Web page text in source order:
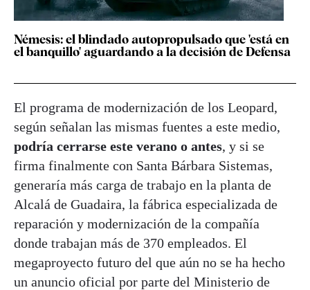
Némesis: el blindado autopropulsado que 'está en
el banquillo' aguardando a la decisión de Defensa
El programa de modernización de los Leopard,
según señalan las mismas fuentes a este medio,
podría cerrarse este verano o antes, y si se
firma finalmente con Santa Bárbara Sistemas,
generaría más carga de trabajo en la planta de
Alcalá de Guadaira, la fábrica especializada de
reparación y modernización de la compañía
donde trabajan más de 370 empleados. El
megaproyecto futuro del que aún no se ha hecho
un anuncio oficial por parte del Ministerio de